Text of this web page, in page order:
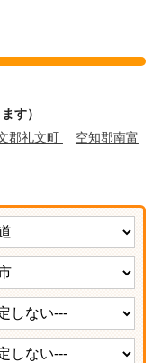
ます）
郡礼文町
空知郡南富